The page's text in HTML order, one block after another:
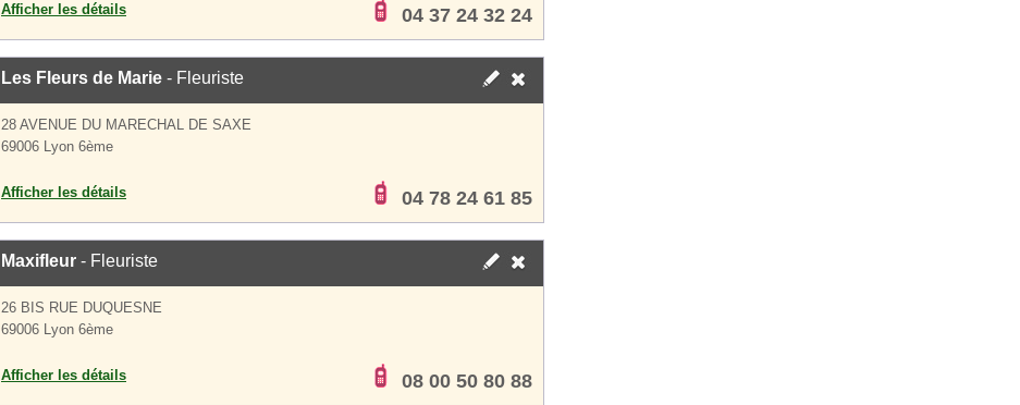
Afficher les détails 04 37 24 32 24
Les Fleurs de Marie - Fleuriste
28 AVENUE DU MARECHAL DE SAXE
69006 Lyon 6ème
Afficher les détails 04 78 24 61 85
Maxifleur - Fleuriste
26 BIS RUE DUQUESNE
69006 Lyon 6ème
Afficher les détails 08 00 50 80 88